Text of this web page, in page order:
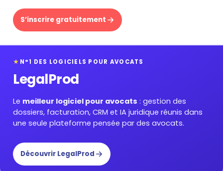
S’inscrire gratuitement
★ N°1 DES LOGICIELS POUR AVOCATS
LegalProd
Le meilleur logiciel pour avocats : gestion des
dossiers, facturation, CRM et IA juridique réunis dans
une seule plateforme pensée par des avocats.
Découvrir LegalProd